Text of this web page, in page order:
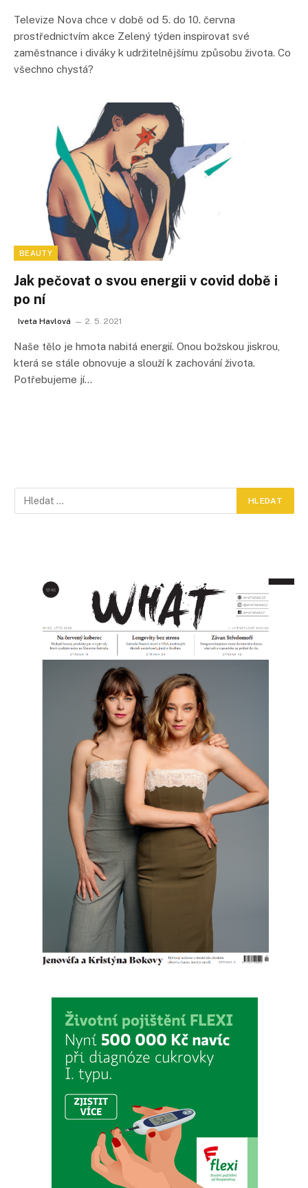
Televize Nova chce v době od 5. do 10. června
prostřednictvím akce Zelený týden inspirovat své
zaměstnance i diváky k udržitelnějšímu způsobu života. Co
všechno chystá?
BEAUTY
Jak pečovat o svou energii v covid době i
po ní
Iveta Havlová 2. 5. 2021
Naše tělo je hmota nabitá energií. Onou božskou jiskrou,
která se stále obnovuje a slouží k zachování života.
Potřebujeme jí…